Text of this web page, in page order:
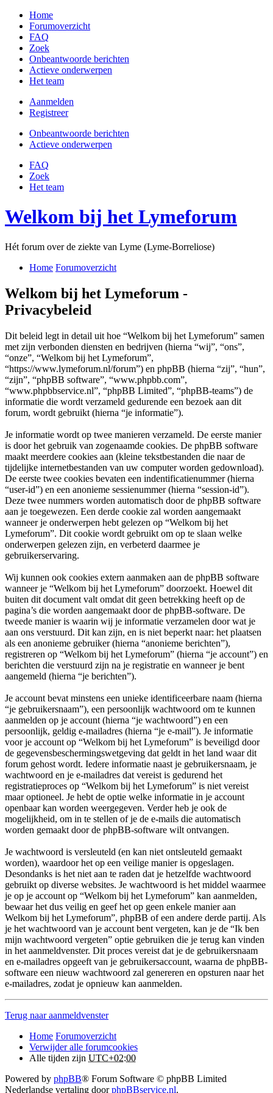
Home
Forumoverzicht
FAQ
Zoek
Onbeantwoorde berichten
Actieve onderwerpen
Het team
Aanmelden
Registreer
Onbeantwoorde berichten
Actieve onderwerpen
FAQ
Zoek
Het team
Welkom bij het Lymeforum
Hét forum over de ziekte van Lyme (Lyme-Borreliose)
Home Forumoverzicht
Welkom bij het Lymeforum -
Privacybeleid
Dit beleid legt in detail uit hoe “Welkom bij het Lymeforum” samen
met zijn verbonden diensten en bedrijven (hierna “wij”, “ons”,
“onze”, “Welkom bij het Lymeforum”,
“https://www.lymeforum.nl/forum”) en phpBB (hierna “zij”, “hun”,
“zijn”, “phpBB software”, “www.phpbb.com”,
“www.phpbbservice.nl”, “phpBB Limited”, “phpBB-teams”) de
informatie die wordt verzameld gedurende een bezoek aan dit
forum, wordt gebruikt (hierna “je informatie”).
Je informatie wordt op twee manieren verzameld. De eerste manier
is door het gebruik van zogenaamde cookies. De phpBB software
maakt meerdere cookies aan (kleine tekstbestanden die naar de
tijdelijke internetbestanden van uw computer worden gedownload).
De eerste twee cookies bevaten een indentificatienummer (hierna
“user-id”) en een anonieme sessienummer (hierna “session-id”).
Deze twee nummers worden automatisch door de phpBB software
aan je toegewezen. Een derde cookie zal worden aangemaakt
wanneer je onderwerpen hebt gelezen op “Welkom bij het
Lymeforum”. Dit cookie wordt gebruikt om op te slaan welke
onderwerpen gelezen zijn, en verbeterd daarmee je
gebruikerservaring.
Wij kunnen ook cookies extern aanmaken aan de phpBB software
wanneer je “Welkom bij het Lymeforum” doorzoekt. Hoewel dit
buiten dit document valt omdat dit geen betrekking heeft op de
pagina’s die worden aangemaakt door de phpBB-software. De
tweede manier is waarin wij je informatie verzamelen door wat je
aan ons verstuurd. Dit kan zijn, en is niet beperkt naar: het plaatsen
als een anonieme gebruiker (hierna “anonieme berichten”),
registreren op “Welkom bij het Lymeforum” (hierna “je account”) en
berichten die verstuurd zijn na je registratie en wanneer je bent
aangemeld (hierna “je berichten”).
Je account bevat minstens een unieke identificeerbare naam (hierna
“je gebruikersnaam”), een persoonlijk wachtwoord om te kunnen
aanmelden op je account (hierna “je wachtwoord”) en een
persoonlijk, geldig e-mailadres (hierna “je e-mail”). Je informatie
voor je account op “Welkom bij het Lymeforum” is beveiligd door
de gegevensbeschermingswetgeving dat geldt in het land waar dit
forum gehost wordt. Iedere informatie naast je gebruikersnaam, je
wachtwoord en je e-mailadres dat vereist is gedurend het
registratieproces op “Welkom bij het Lymeforum” is niet vereist
maar optioneel. Je hebt de optie welke informatie in je account
openbaar kan worden weergegeven. Verder heb je ook de
mogelijkheid, om in te stellen of je de e-mails die automatisch
worden gemaakt door de phpBB-software wilt ontvangen.
Je wachtwoord is versleuteld (en kan niet ontsleuteld gemaakt
worden), waardoor het op een veilige manier is opgeslagen.
Desondanks is het niet aan te raden dat je hetzelfde wachtwoord
gebruikt op diverse websites. Je wachtwoord is het middel waarmee
je op je account op “Welkom bij het Lymeforum” kan aanmelden,
bewaar het dus veilig en geef het op geen enkele manier aan
Welkom bij het Lymeforum”, phpBB of een andere derde partij. Als
je het wachtwoord van je account bent vergeten, kan je de “Ik ben
mijn wachtwoord vergeten” optie gebruiken die je terug kan vinden
in het aanmeldvenster. Dit proces vereist dat je de gebruikersnaam
en e-mailadres opgeeft van je gebruikersaccount, waarna de phpBB-
software een nieuw wachtwoord zal genereren en opsturen naar het
e-mailadres, zodat je opnieuw kan aanmelden.
Terug naar aanmeldvenster
Home Forumoverzicht
Verwijder alle forumcookies
Alle tijden zijn UTC+02:00
Powered by phpBB® Forum Software © phpBB Limited
Nederlandse vertaling doorphpBBservice.nl.